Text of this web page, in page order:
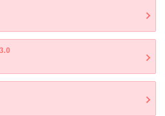
3.0